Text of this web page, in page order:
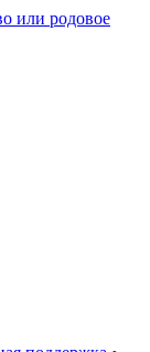
или родовое